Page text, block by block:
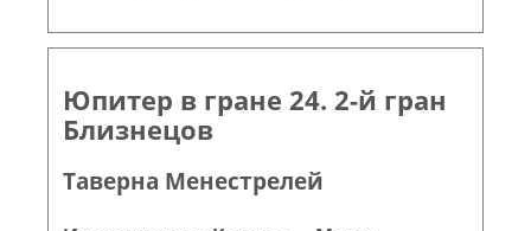
Юпитер в гране 24. 2-й гран
Близнецов
Таверна Менестрелей